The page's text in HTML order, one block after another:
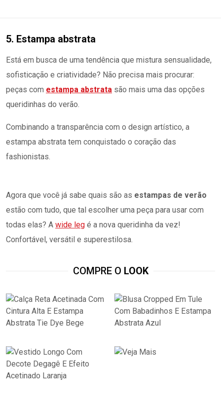
5. Estampa abstrata
Está em busca de uma tendência que mistura sensualidade,
sofisticação e criatividade? Não precisa mais procurar:
peças com estampa abstrata são mais uma das opções
queridinhas do verão.
Combinando a transparência com o design artístico, a
estampa abstrata tem conquistado o coração das
fashionistas.
Agora que você já sabe quais são as estampas de verão
estão com tudo, que tal escolher uma peça para usar com
todas elas? A wide leg é a nova queridinha da vez!
Confortável, versátil e superestilosa.
COMPRE O LOOK